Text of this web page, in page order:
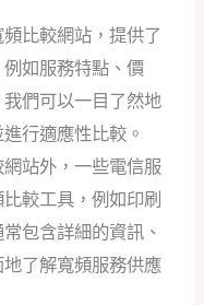
比較網站，提供了
如服務特點、價
們可以一目了然地
行適應性比較。
站外，一些電信服
較工具，例如印刷
包含詳細的資訊、
了解寬頻服務供應